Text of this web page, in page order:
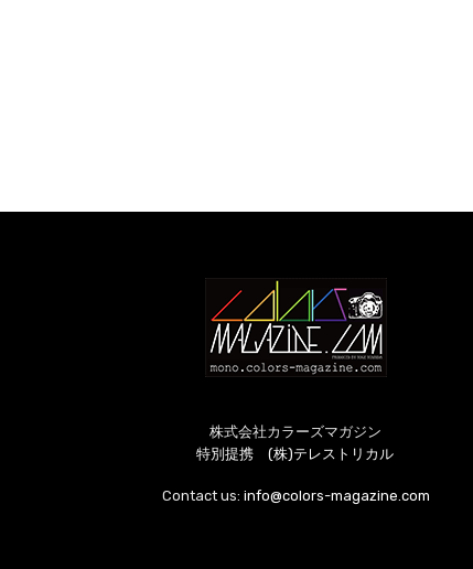
株式会社カラーズマガジン
特別提携 (株)テレストリカル
Contact us: info@colors-magazine.com